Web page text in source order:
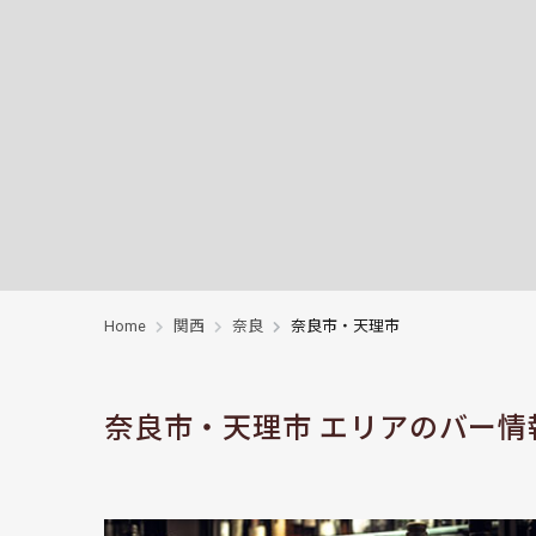
Home 関西 奈良 奈良市・天理市
奈良市・天理市 エリアのバー情